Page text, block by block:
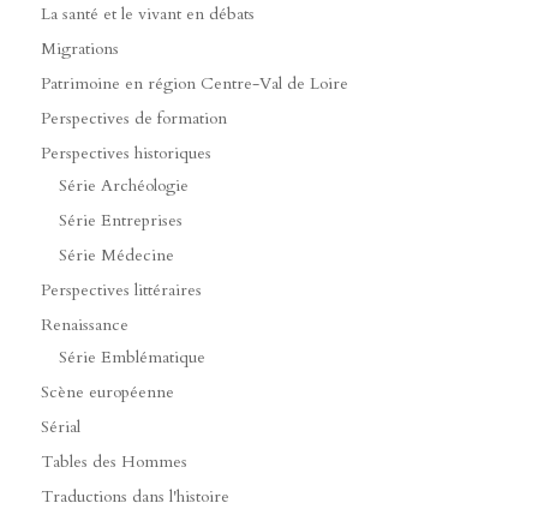
La santé et le vivant en débats
Migrations
Patrimoine en région Centre-Val de Loire
Perspectives de formation
Perspectives historiques
Série Archéologie
Série Entreprises
Série Médecine
Perspectives littéraires
Renaissance
Série Emblématique
Scène européenne
Sérial
Tables des Hommes
Traductions dans l'histoire